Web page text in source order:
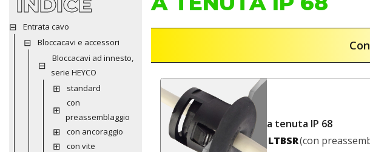
Entrata cavo
Bloccacavi e accessori
Bloccacavi ad innesto,
serie HEYCO
standard
con
preassemblaggio
con ancoraggio
con vite
a tenuta IP 68
LTBSR(con